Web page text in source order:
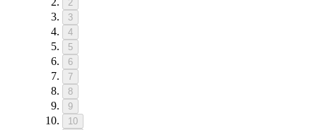
2
3
4
5
6
7
8
9
10